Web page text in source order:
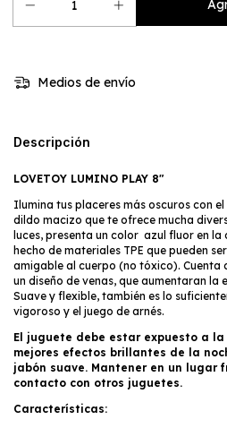
Medios de envío
Descripción
LOVETOY LUMINO PLAY 8"
Ilumina tus placeres más oscuros con
dildo macizo que te ofrece mucha
luces, presenta un color azul fluor en la
hecho de materiales TPE que pueden
amigable al cuerpo (no tóxico). Cuenta
un diseño de venas, que aumentaran la
Suave y flexible, también es lo
vigoroso y el juego de arnés.
El juguete debe estar expuesto a
mejores efectos brillantes de la
jabón suave. Mantener en un lugar
contacto con otros juguetes.
Características: